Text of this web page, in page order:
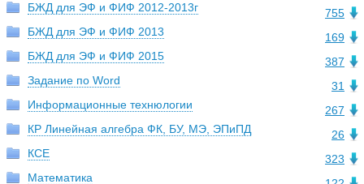
755
БЖД для ЭФ и ФИФ 2012-2013г
169
БЖД для ЭФ и ФИФ 2013
387
БЖД для ЭФ и ФИФ 2015
31
Задание по Word
267
Информационные технюлогии
26
КР Линейная алгебра ФК, БУ, МЭ, ЭПиПД
323
КСЕ
Математика